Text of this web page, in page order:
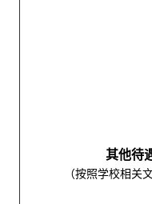
其他待
（按照学校相关